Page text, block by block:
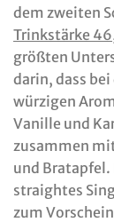
dem zweiten
Trinkstärke
größten
darin, dass
würzigen
Vanille und
zusammen
und Bratapfel.
straightes
zum